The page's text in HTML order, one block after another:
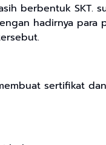
berbentuk
hadirnya para
sertifikat